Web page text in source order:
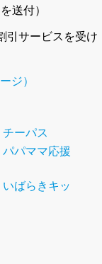
送付）
引サービスを受け
ジ）
ーパス
パパママ応援
ばらきキッ